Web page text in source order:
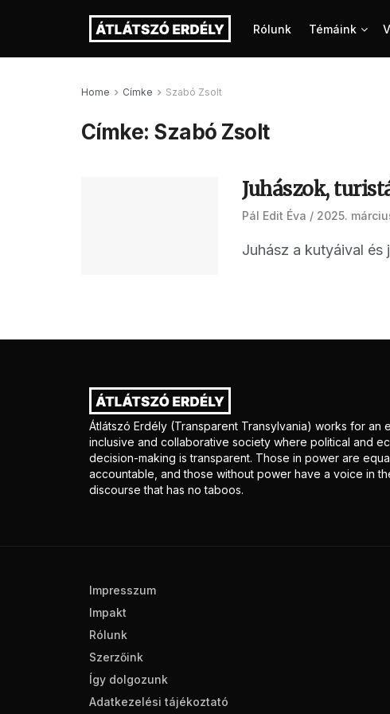
Rólunk Témáink
Home Címke Szabó Zsolt
Címke: Szabó Zsolt
Juhászok,
Pál Edit Éva 2025.
Juhász a kutyáival és
Átlátszó Erdély (Transparent Transylvania) works for an
inclusive and collaborative society where political and
decision-making is transparent. Those in power are
accountable, and those without power have a voice in
discourse that has no taboos.
Impresszum
Impakt
Rólunk
Szerzőink
Így dolgozunk
Adatkezelési tájékoztató